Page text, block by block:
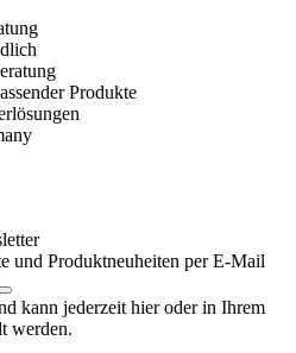
Produkte
und Produktneuheiten per E-Mail
kann jederzeit hier oder in Ihrem
werden.